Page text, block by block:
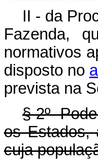
II - da
Fazenda,
normativos
disposto no
prevista na
§ 2º
os Estados,
cuja